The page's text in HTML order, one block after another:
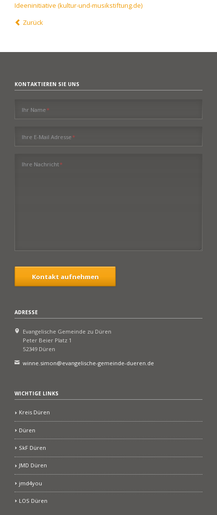
Ideeninitiative (kultur-und-musikstiftung.de)
Zurück
KONTAKTIEREN SIE UNS
Pflichtfeld
Ihr Name*
Pflichtfeld
Ihre E-Mail Adresse*
Pflichtfeld
Ihre Nachricht*
Kontakt aufnehmen
ADRESSE
Evangelische Gemeinde zu Düren
Peter Beier Platz 1
52349 Düren
winne.simon@evangelische-gemeinde-dueren.de
WICHTIGE LINKS
Kreis Düren
Düren
SkF Düren
JMD Düren
jmd4you
LOS Düren